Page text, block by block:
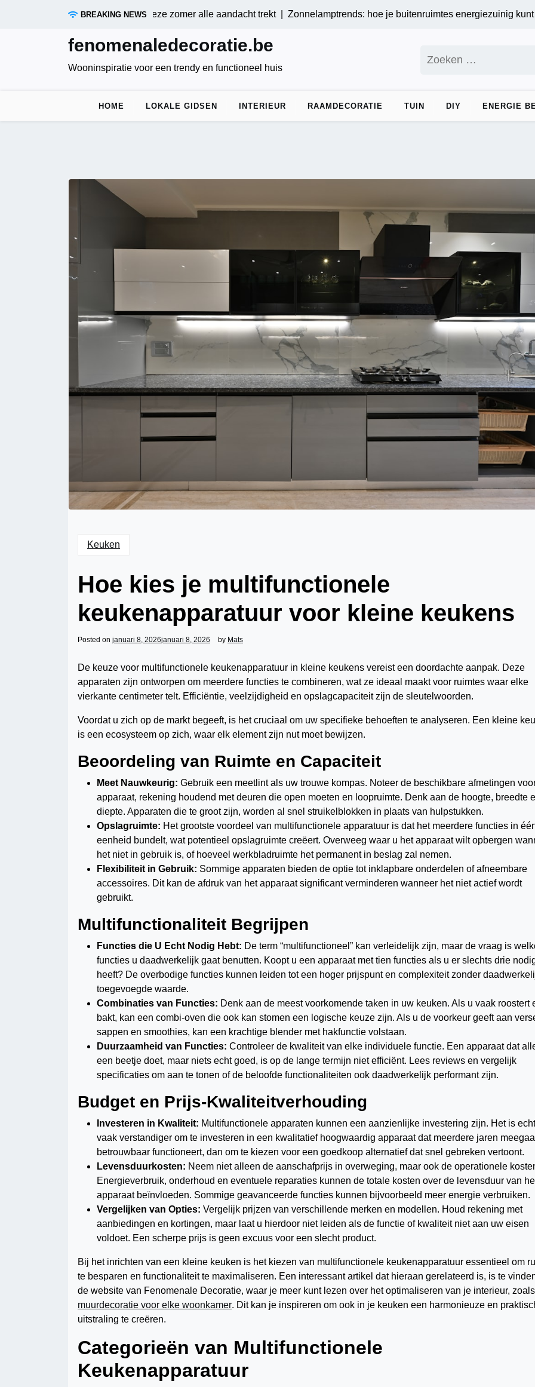
BREAKING NEWS
blauw: de kleur die deze zomer alle aandacht trekt |Zonnelamptrends: hoe je buitenruimtes energiezuinig kunt
fenomenaledecoratie.be
Wooninspiratie voor een trendy en functioneel huis
naar:
HOME LOKALE GIDSEN INTERIEUR RAAMDECORATIE TUIN DIY ENERGIE
Keuken
Hoe kies je multifunctionele
keukenapparatuur voor kleine keukens
Posted on januari 8, 2026januari 8, 2026 by Mats
De keuze voor multifunctionele keukenapparatuur in kleine keukens vereist een doordachte aanpak. Deze
apparaten zijn ontworpen om meerdere functies te combineren, wat ze ideaal maakt voor ruimtes waar elke
vierkante centimeter telt. Efficiëntie, veelzijdigheid en opslagcapaciteit zijn de sleutelwoorden.
Voordat u zich op de markt begeeft, is het cruciaal om uw specifieke behoeften te analyseren. Een kleine
is een ecosysteem op zich, waar elk element zijn nut moet bewijzen.
Beoordeling van Ruimte en Capaciteit
Meet Nauwkeurig: Gebruik een meetlint als uw trouwe kompas. Noteer de beschikbare afmetingen
apparaat, rekening houdend met deuren die open moeten en loopruimte. Denk aan de hoogte, breedte
diepte. Apparaten die te groot zijn, worden al snel struikelblokken in plaats van hulpstukken.
Opslagruimte: Het grootste voordeel van multifunctionele apparatuur is dat het meerdere functies in
eenheid bundelt, wat potentieel opslagruimte creëert. Overweeg waar u het apparaat wilt opbergen
het niet in gebruik is, of hoeveel werkbladruimte het permanent in beslag zal nemen.
Flexibiliteit in Gebruik: Sommige apparaten bieden de optie tot inklapbare onderdelen of afneembare
accessoires. Dit kan de afdruk van het apparaat significant verminderen wanneer het niet actief wordt
gebruikt.
Multifunctionaliteit Begrijpen
Functies die U Echt Nodig Hebt: De term “multifunctioneel” kan verleidelijk zijn, maar de vraag is
functies u daadwerkelijk gaat benutten. Koopt u een apparaat met tien functies als u er slechts drie
heeft? De overbodige functies kunnen leiden tot een hoger prijspunt en complexiteit zonder
toegevoegde waarde.
Combinaties van Functies: Denk aan de meest voorkomende taken in uw keuken. Als u vaak roostert
bakt, kan een combi-oven die ook kan stomen een logische keuze zijn. Als u de voorkeur geeft aan
sappen en smoothies, kan een krachtige blender met hakfunctie volstaan.
Duurzaamheid van Functies: Controleer de kwaliteit van elke individuele functie. Een apparaat dat
een beetje doet, maar niets echt goed, is op de lange termijn niet efficiënt. Lees reviews en vergelijk
specificaties om aan te tonen of de beloofde functionaliteiten ook daadwerkelijk performant zijn.
Budget en Prijs-Kwaliteitverhouding
Investeren in Kwaliteit: Multifunctionele apparaten kunnen een aanzienlijke investering zijn. Het is
vaak verstandiger om te investeren in een kwalitatief hoogwaardig apparaat dat meerdere jaren
betrouwbaar functioneert, dan om te kiezen voor een goedkoop alternatief dat snel gebreken vertoont.
Levensduurkosten: Neem niet alleen de aanschafprijs in overweging, maar ook de operationele
Energieverbruik, onderhoud en eventuele reparaties kunnen de totale kosten over de levensduur van
apparaat beïnvloeden. Sommige geavanceerde functies kunnen bijvoorbeeld meer energie verbruiken.
Vergelijken van Opties: Vergelijk prijzen van verschillende merken en modellen. Houd rekening met
aanbiedingen en kortingen, maar laat u hierdoor niet leiden als de functie of kwaliteit niet aan uw eisen
voldoet. Een scherpe prijs is geen excuus voor een slecht product.
Bij het inrichten van een kleine keuken is het kiezen van multifunctionele keukenapparatuur essentieel om
te besparen en functionaliteit te maximaliseren. Een interessant artikel dat hieraan gerelateerd is, is te
de website van Fenomenale Decoratie, waar je meer kunt lezen over het optimaliseren van je interieur, zoals
muurdecoratie voor elke woonkamer. Dit kan je inspireren om ook in je keuken een harmonieuze en
uitstraling te creëren.
Categorieën van Multifunctionele
Keukenapparatuur